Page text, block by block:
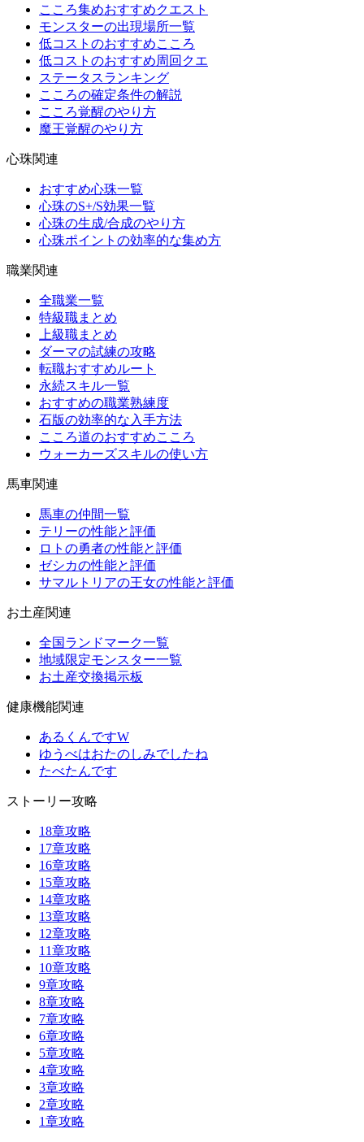
こころ集めおすすめクエスト
モンスターの出現場所一覧
低コストのおすすめこころ
低コストのおすすめ周回クエ
ステータスランキング
こころの確定条件の解説
こころ覚醒のやり方
魔王覚醒のやり方
心珠関連
おすすめ心珠一覧
心珠のS+/S効果一覧
心珠の生成/合成のやり方
心珠ポイントの効率的な集め方
職業関連
全職業一覧
特級職まとめ
上級職まとめ
ダーマの試練の攻略
転職おすすめルート
永続スキル一覧
おすすめの職業熟練度
石版の効率的な入手方法
こころ道のおすすめこころ
ウォーカーズスキルの使い方
馬車関連
馬車の仲間一覧
テリーの性能と評価
ロトの勇者の性能と評価
ゼシカの性能と評価
サマルトリアの王女の性能と評価
お土産関連
全国ランドマーク一覧
地域限定モンスター一覧
お土産交換掲示板
健康機能関連
あるくんですW
ゆうべはおたのしみでしたね
たべたんです
ストーリー攻略
18章攻略
17章攻略
16章攻略
15章攻略
14章攻略
13章攻略
12章攻略
11章攻略
10章攻略
9章攻略
8章攻略
7章攻略
6章攻略
5章攻略
4章攻略
3章攻略
2章攻略
1章攻略